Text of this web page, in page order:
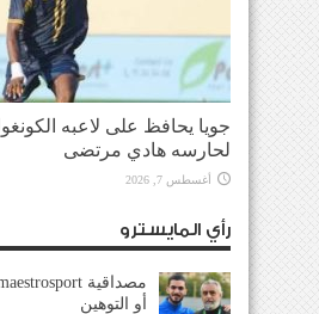
جويا يحافظ على لاعبه
لحارسه هادي مرتضى
أغسطس 7, 2026
رأي المايسترو
أو التوهين